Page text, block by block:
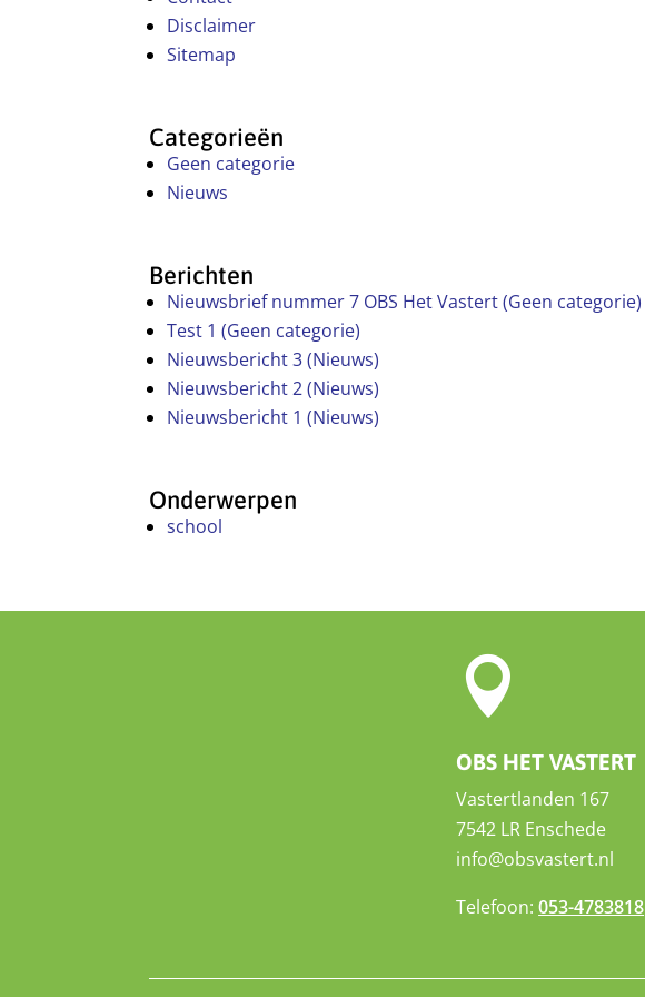
Disclaimer
Sitemap
Categorieën
Geen categorie
Nieuws
Berichten
Nieuwsbrief nummer 7 OBS Het Vastert (Geen categorie)
Test 1 (Geen categorie)
Nieuwsbericht 3 (Nieuws)
Nieuwsbericht 2 (Nieuws)
Nieuwsbericht 1 (Nieuws)
Onderwerpen
school

OBS HET VASTERT
Vastertlanden 167
7542 LR Enschede
info@obsvastert.nl
Telefoon:053-4783818